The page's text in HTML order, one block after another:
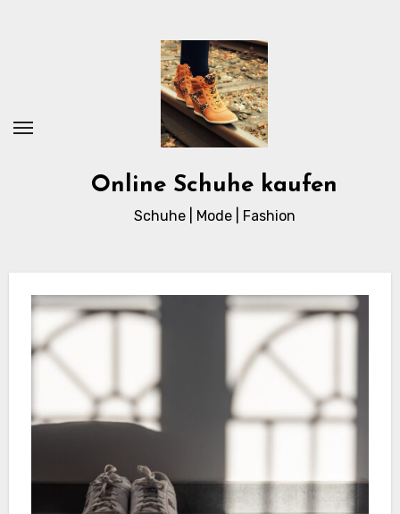
Online Schuhe kaufen
Schuhe | Mode | Fashion